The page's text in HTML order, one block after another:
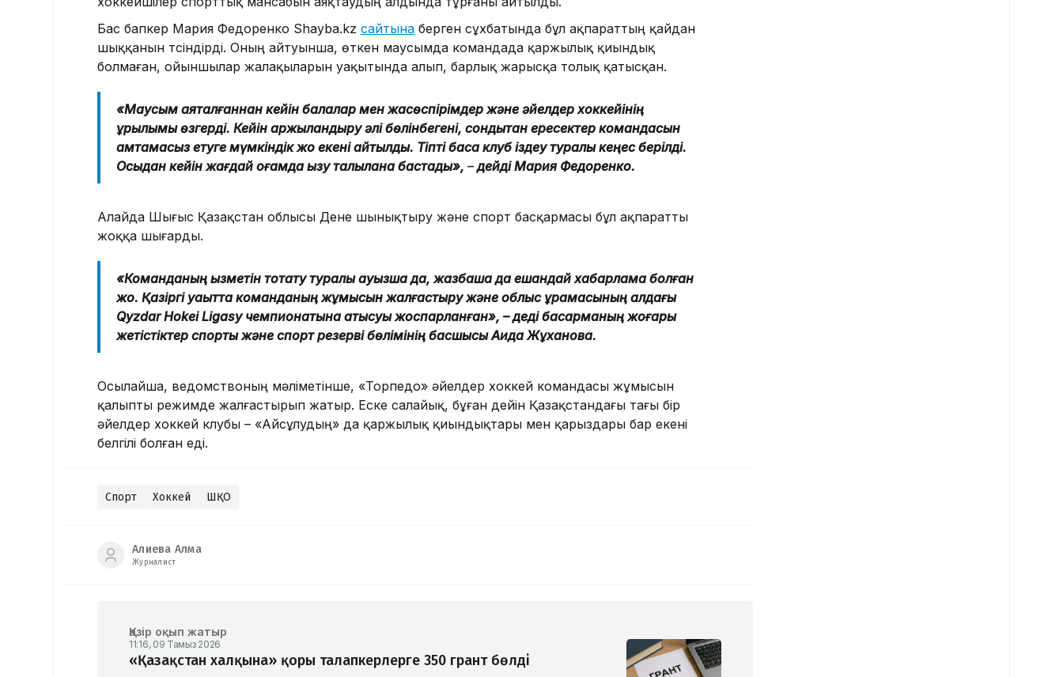
Бас бапкер Мария Федоренко Shayba.kz сайтына берген сұхбатында бұл ақпараттың қайдан
шыққанын түсіндірді. Оның айтуынша, өткен маусымда командада қаржылық қиындық
болмаған, ойыншылар жалақыларын уақытында алып, барлық жарысқа толық қатысқан.
«Маусым аяқталғаннан кейін балалар мен жасөспірімдер және әйелдер хоккейінің
құрылымы өзгерді. Кейін қаржыландыру әлі бөлінбегені, сондықтан ересектер командасын
қамтамасыз етуге мүмкіндік жоқ екені айтылды. Тіпті басқа клуб іздеу туралы кеңес берілді.
Осыдан кейін жағдай қоғамда қызу талқылана бастады», –дейді Мария Федоренко.
Алайда Шығыс Қазақстан облысы Дене шынықтыру және спорт басқармасы бұл ақпаратты
жоққа шығарды.
«Команданың қызметін тоқтату туралы ауызша да, жазбаша да ешқандай хабарлама болған
жоқ. Қазіргі уақытта команданың жұмысын жалғастыру және облыс құрамасының алдағы
Qyzdar Hokei Ligasy чемпионатына қатысуы жоспарланған», – деді басқарманың жоғары
жетістіктер спорты және спорт резерві бөлімінің басшысы Аида Жұханова.
Осылайша, ведомствоның мәліметінше, «Торпедо» әйелдер хоккей командасы жұмысын
қалыпты режимде жалғастырып жатыр. Еске салайық, бұған дейін Қазақстандағы тағы бір
әйелдер хоккей клубы – «Айсұлудың» да қаржылық қиындықтары мен қарыздары бар екені
белгілі болған еді.
Спорт Хоккей ШҚО
Алиева Алма
Журналист
Қазір оқып жатыр
11:16, 09 Тамыз 2026
«Қазақстан халқына» қоры талапкерлерге 350 грант бөлді